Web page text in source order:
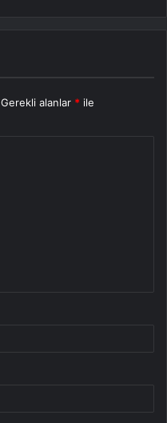
Gerekli alanlar * ile